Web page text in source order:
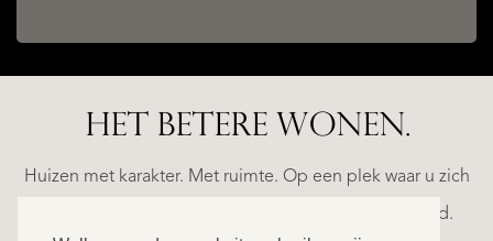
HET BETERE WONEN.
Huizen met karakter. Met ruimte. Op een plek waar u zich
helemaal thuis voelt. Ontdek ons exclusieve aanbod.
CATALAN
LANDS
CASTLE